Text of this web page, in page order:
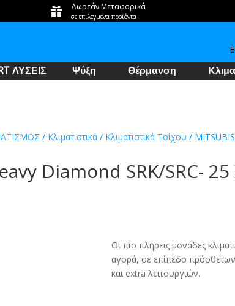
 Δωρεάν Μεταφορικά
σε επιλεγμένα προϊόντα
ΛΥΣΕΙΣ Ψύξη Θέρμανση
/ Κλιματιστικά / Κλιματιστικά Τοίχου /
Diamond SRK/SRC-
Οι πιο πλήρεις μονάδες
αγορά, σε επίπεδο πρόσθετων
και extra λειτουργιών.